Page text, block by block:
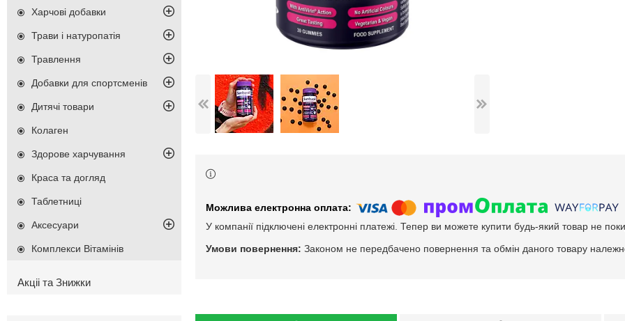
У компанії підключені електронні платежі. Тепер ви можете купити будь-який товар не
Законом не передбачено повернення та обмін даного товару
Харчові добавки
Трави і натуропатія
Травлення
Добавки для спортсменів
Дитячі товари
Колаген
Здорове харчування
Краса та догляд
Таблетниці
Аксесуари
Комплекси Вітамінів
Акціі та Знижки